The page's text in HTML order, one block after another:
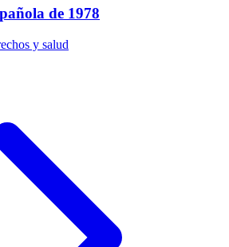
de 1978
y salud